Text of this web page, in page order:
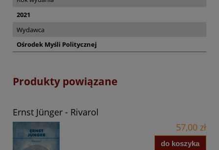
2021
Wydawca
Ośrodek Myśli Politycznej
Produkty powiązane
Ernst Jünger - Rivarol
57,00 zł
do koszyka